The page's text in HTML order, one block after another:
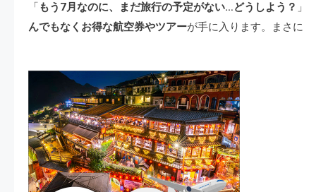
「もう7月なのに、まだ旅行の予定がない…どうしよう？
んでもなくお得な航空券やツアーが手に入ります。まさに